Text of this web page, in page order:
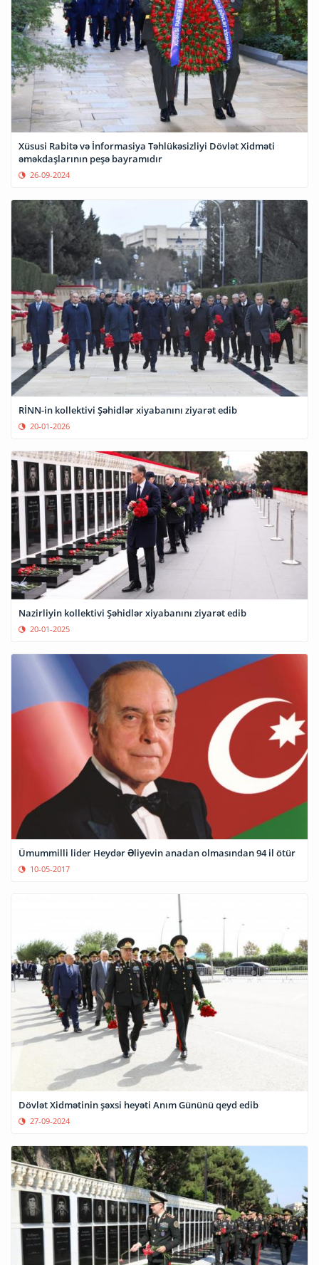
Xüsusi Rabitə və İnformasiya Təhlükəsizliyi Dövlət Xidməti
əməkdaşlarının peşə bayramıdır
26-09-2024
RİNN-in kollektivi Şəhidlər xiyabanını ziyarət edib
20-01-2026
Nazirliyin kollektivi Şəhidlər xiyabanını ziyarət edib
20-01-2025
Ümummilli lider Heydər Əliyevin anadan olmasından 94 il ötür
10-05-2017
Dövlət Xidmətinin şəxsi heyəti Anım Gününü qeyd edib
27-09-2024